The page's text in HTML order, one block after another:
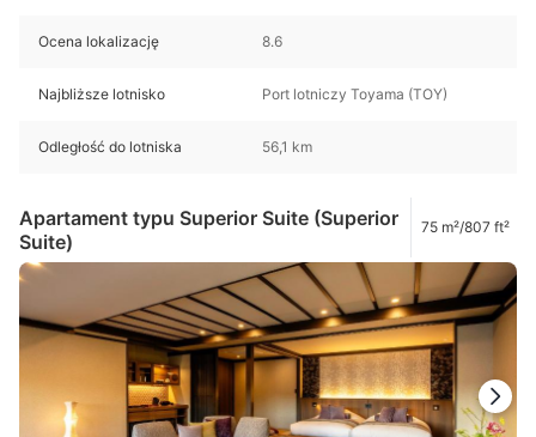
Ocena lokalizację 8.6
Najbliższe lotnisko Port lotniczy Toyama (TOY)
Odległość do lotniska 56,1 km
Apartament typu Superior Suite (Superior
Suite)
75 m²/807 ft²